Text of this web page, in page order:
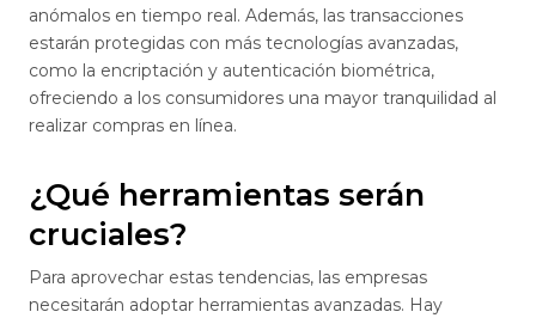
anómalos en tiempo real. Además, las transacciones
estarán protegidas con más tecnologías avanzadas,
como la encriptación y autenticación biométrica,
ofreciendo a los consumidores una mayor tranquilidad al
realizar compras en línea.
¿Qué herramientas serán
cruciales?
Para aprovechar estas tendencias, las empresas
necesitarán adoptar herramientas avanzadas. Hay